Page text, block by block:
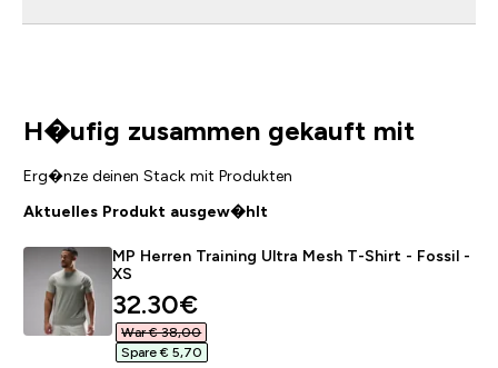
H�ufig zusammen gekauft mit
Erg�nze deinen Stack mit Produkten
Aktuelles Produkt ausgew�hlt
MP Herren Training Ultra Mesh T-Shirt - Fossil -
XS
discounted price
32.30€‎
War € 38,00‎
Spare € 5,70‎